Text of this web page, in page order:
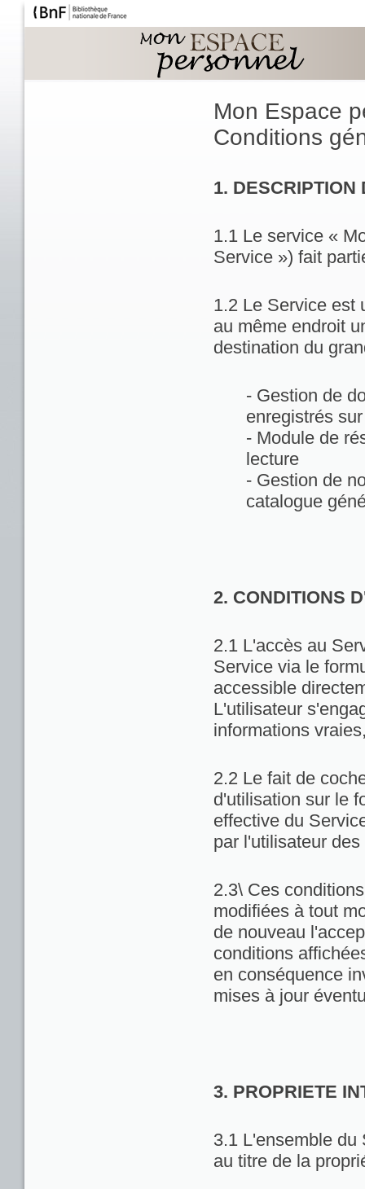
Mon Espace
Conditions
1. DESCRIPTION
1.1 Le service «
Service ») fait
1.2 Le Service est
au même endroit
destination du
- Gestion de
enregistrés
- Module de
lecture
- Gestion de
catalogue
2. CONDITIONS
2.1 L'accès au
Service via le
accessible
L'utilisateur
informations
2.2 Le fait de
d'utilisation sur le
effective du
par l'utilisateur
2.3\ Ces
modifiées à tout
de nouveau
conditions
en conséquence
mises à jour
3. PROPRIETE
3.1 L'ensemble du
au titre de la